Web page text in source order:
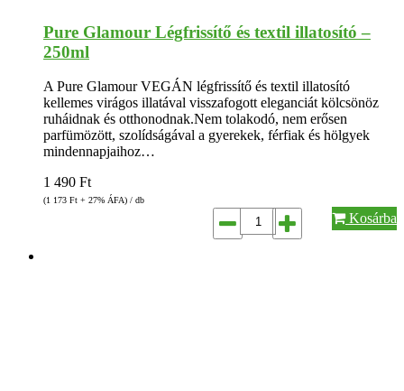
Pure Glamour Légfrissítő és textil illatosító –
250ml
A Pure Glamour VEGÁN légfrissítő és textil illatosító
kellemes virágos illatával visszafogott eleganciát kölcsönöz
ruháidnak és otthonodnak.Nem tolakodó, nem erősen
parfümözött, szolídságával a gyerekek, férfiak és hölgyek
mindennapjaihoz…
1 490 Ft
(1 173 Ft + 27% ÁFA) / db
Kosárba